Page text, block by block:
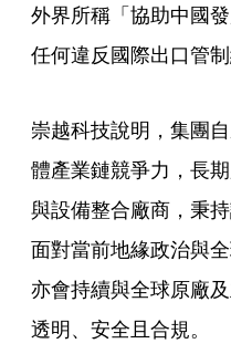
外界所稱「協助中國
任何違反國際出口管制
崇越科技說明，集團
體產業鏈競爭力，長
與設備整合廠商，秉
面對當前地緣政治與
亦會持續與全球原廠
透明、安全且合規。